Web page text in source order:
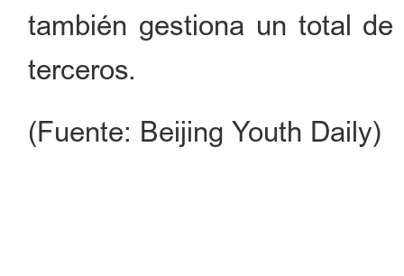
también gestiona un total
terceros.
(Fuente: Beijing Youth Daily)